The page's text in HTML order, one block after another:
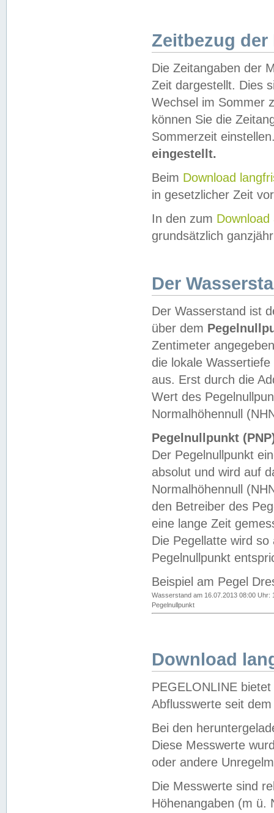
Zeitbezug der
Die Zeitangaben der
Zeit dargestellt. Dies
Wechsel im Sommer
können Sie die
Sommerzeit
eingestellt.
Beim Download
in gesetzlicher Zeit
In den zum Download
grundsätzlich
Der
Der Wasserstand ist
über dem
Zentimeter
die lokale
aus. Erst durch die
Wert des
Normalhöhennull
Pegelnullpunkt
Der Pegelnullpunkt
absolut und wird auf
Normalhöhennull
den Betreiber des
eine lange Zeit
Die Pegellatte wird
Pegelnullpunkt
Beispiel am Pegel
Wasserstand am 16.07.2013 08:00 Uhr:
Pegelnullpunkt
Download
PEGELONLINE
Abflusswerte seit
Bei den
Diese Messwerte
oder andere
Die Messwerte sind
Höhenangaben (m ü.